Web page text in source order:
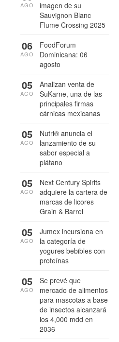
imagen de su
Sauvignon Blanc
Flume Crossing 2025
AGO
FoodForum
Dominicana: 06
agosto
06
AGO
Analizan venta de
SuKarne, una de las
principales firmas
cárnicas mexicanas
05
AGO
Nutri® anuncia el
lanzamiento de su
sabor especial a
plátano
05
AGO
Next Century Spirits
adquiere la cartera de
marcas de licores
Grain & Barrel
05
AGO
Jumex incursiona en
la categoría de
yogures bebibles con
proteínas
05
AGO
Se prevé que
mercado de alimentos
para mascotas a base
de insectos alcanzará
los 4,000 mdd en
2036
05
AGO